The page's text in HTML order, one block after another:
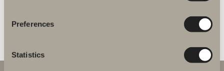
Preferences
Statistics